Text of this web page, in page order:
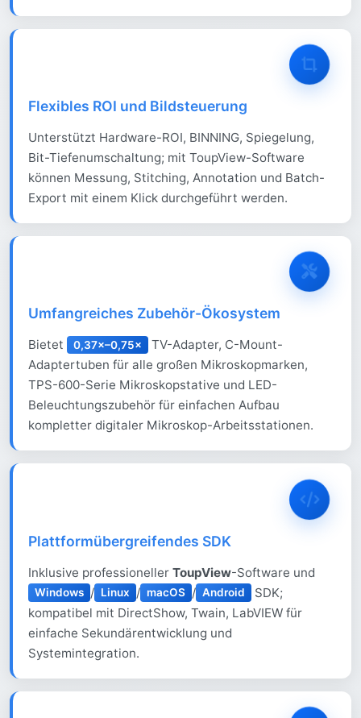
Flexibles ROI und Bildsteuerung
Unterstützt Hardware-ROI, BINNING, Spiegelung,
Bit-Tiefenumschaltung; mit ToupView-Software
können Messung, Stitching, Annotation und Batch-
Export mit einem Klick durchgeführt werden.
Umfangreiches Zubehör-Ökosystem
Bietet 0,37×–0,75×
TV-Adapter, C-Mount-
Adaptertuben für alle großen Mikroskopmarken,
TPS-600-Serie Mikroskopstative und LED-
Beleuchtungszubehör für einfachen Aufbau
kompletter digitaler Mikroskop-Arbeitsstationen.
Plattformübergreifendes SDK
Inklusive professionellerToupView-Software und
Windows / Linux / macOS / Android
SDK;
kompatibel mit DirectShow, Twain, LabVIEW für
einfache Sekundärentwicklung und
Systemintegration.